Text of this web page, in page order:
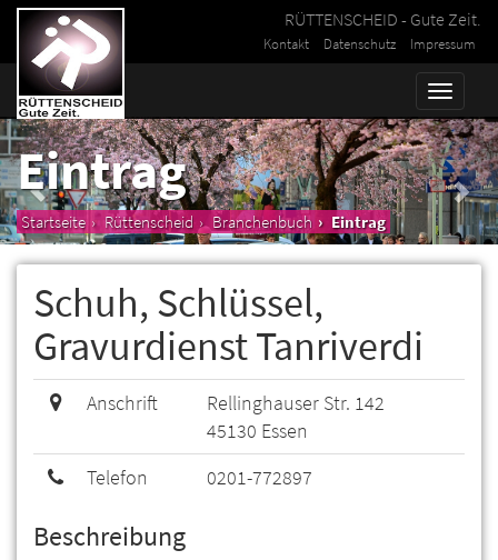
RÜTTENSCHEID - Gute Zeit.
Kontakt Datenschutz Impressum
Toggle
Eintrag
Startseite Rüttenscheid Branchenbuch Eintrag
Schuh, Schlüssel,
Gravurdienst Tanriverdi
Anschrift
Rellinghauser Str. 142
45130 Essen
Telefon
0201-772897
Beschreibung